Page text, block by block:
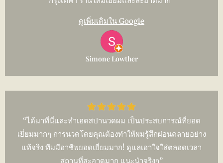
ดูเพิ่มเติมใน Google
Simone Lowther
“ได้มาที่นี่และทำเฮดสปานวดผม เป็นประสบการณ์ที่ยอด
เยี่ยมมากๆ การนวดโดยคุณต้องทำให้ผมรู้สึกผ่อนคลายอย่าง
แท้จริง ทีมมีอาชีพยอดเยี่ยมมาก! ดูแลเอาใจใส่ตลอดเวลา
สถานที่สะอาดมาก แนะนำจริงๆ”